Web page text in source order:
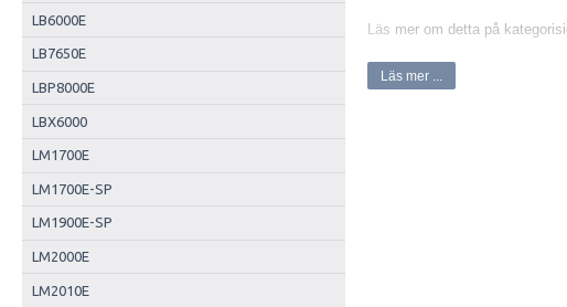
LB6000E
LB7650E
LBP8000E
LBX6000
LM1700E
LM1700E-SP
LM1900E-SP
LM2000E
LM2010E
Läs mer om detta på
För att bära batteriet på
perioder. Du sätter enkelt i
Läs mer ...